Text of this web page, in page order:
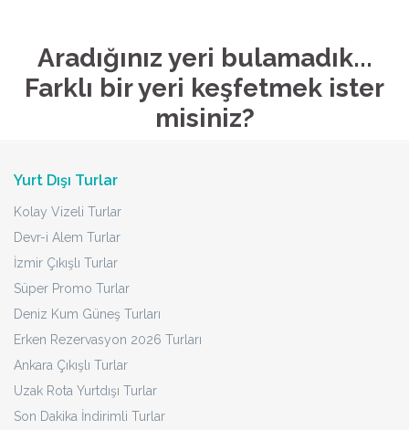
Aradığınız yeri bulamadık...
Farklı bir yeri keşfetmek ister
misiniz?
Yurt Dışı Turlar
Kolay Vizeli Turlar
Devr-i Alem Turlar
İzmir Çıkışlı Turlar
Süper Promo Turlar
Deniz Kum Güneş Turları
Erken Rezervasyon 2026 Turları
Ankara Çıkışlı Turlar
Uzak Rota Yurtdışı Turlar
Son Dakika İndirimli Turlar